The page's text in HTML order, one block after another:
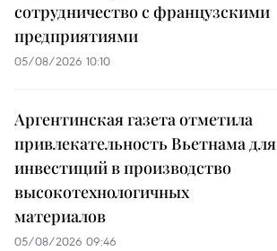
сотрудничество с французскими
предприятиями
05/08/2026 10:10
Аргентинская газета отметила
привлекательность Вьетнама для
инвестиций в производство
высокотехнологичных
материалов
05/08/2026 09:46